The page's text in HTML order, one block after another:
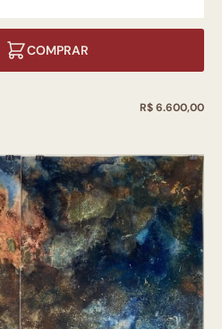
COMPRAR
R$ 6.600,00